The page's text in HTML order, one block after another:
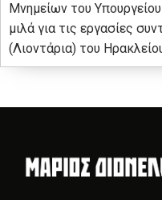
Μνημείων του
μιλά για τις εργασίες
(Λιοντάρια) του